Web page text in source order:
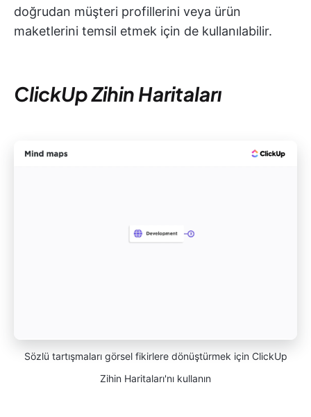
doğrudan müşteri profillerini veya ürün
maketlerini temsil etmek için de kullanılabilir.
ClickUp Zihin Haritaları
Sözlü tartışmaları görsel fikirlere dönüştürmek için ClickUp
Zihin Haritaları'nı kullanın